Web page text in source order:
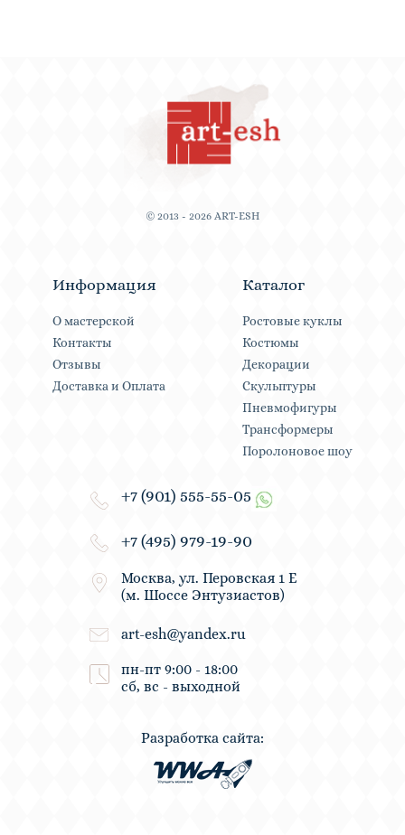
© 2013 - 2026 ART-ESH
Информация
О мастерской
Контакты
Отзывы
Доставка и Оплата
Каталог
Ростовые куклы
Костюмы
Декорации
Скульптуры
Пневмофигуры
Трансформеры
Поролоновое шоу
+7 (901) 555-55-05
+7 (495) 979-19-90
Москва, ул. Перовская 1 Е
(м. Шоссе Энтузиастов)
art-esh@yandex.ru
пн-пт 9:00 - 18:00
сб, вс - выходной
Разработка сайта: